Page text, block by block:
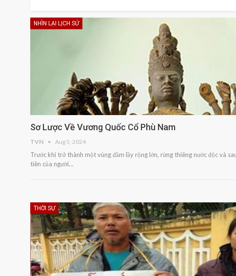
NHÌN LẠI LỊCH SỬ
Sơ Lược Về Vương Quốc Cổ Phù Nam
TVN Aug 5, 2024
Trước khi trở thành một vùng đầm lầy rộng lớn, rừng thiêng nước độc và
tiên của người…
THỜI SỰ